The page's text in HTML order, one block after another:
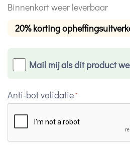
Binnenkort weer leverbaar
20% korting
Mail mij als dit product
Anti-bot validatie